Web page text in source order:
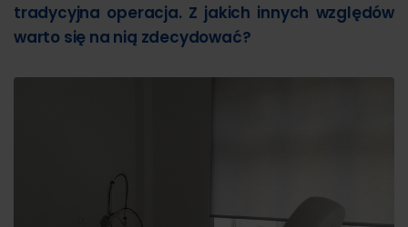
tradycyjna operacja. Z jakich innych względów
warto się na nią zdecydować?